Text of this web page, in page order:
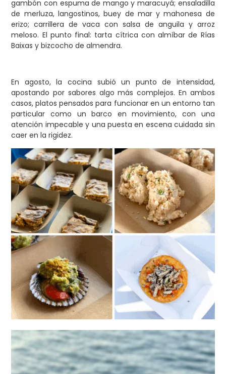
gambón con espuma de mango y maracuyá; ensaladilla
de merluza, langostinos, buey de mar y mahonesa de
erizo; carrillera de vaca con salsa de anguila y arroz
meloso. El punto final: tarta cítrica con almíbar de Rías
Baixas y bizcocho de almendra.
En agosto, la cocina subió un punto de intensidad,
apostando por sabores algo más complejos. En ambos
casos, platos pensados para funcionar en un entorno tan
particular como un barco en movimiento, con una
atención impecable y una puesta en escena cuidada sin
caer en la rigidez.